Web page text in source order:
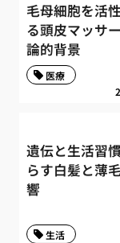
毛母細胞を活
る頭皮マッサ
論的背景
医療
遺伝と生活習
らす白髪と薄
響
生活